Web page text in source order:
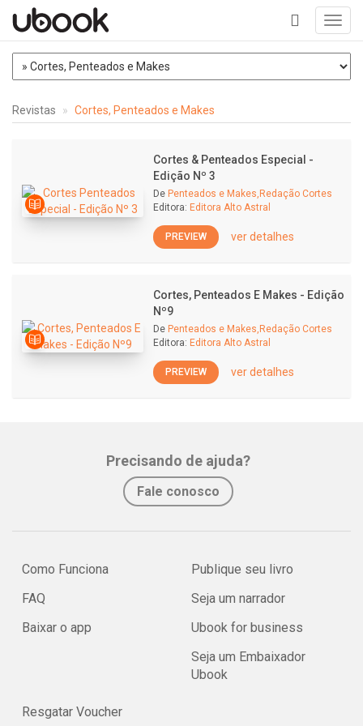
+
Revistas Cortes, Penteados e Makes
Cortes & Penteados Especial -
Edição Nº 3
De Penteados e Makes,Redação Cortes
Editora: Editora Alto Astral
PREVIEW ver detalhes
Cortes, Penteados E Makes - Edição
Nº9
De Penteados e Makes,Redação Cortes
Editora: Editora Alto Astral
PREVIEW ver detalhes
Precisando de ajuda?
Fale conosco
Como Funciona
FAQ
Baixar o app
Publique seu livro
Seja um narrador
Ubook for business
Seja um Embaixador
Ubook
Resgatar Voucher